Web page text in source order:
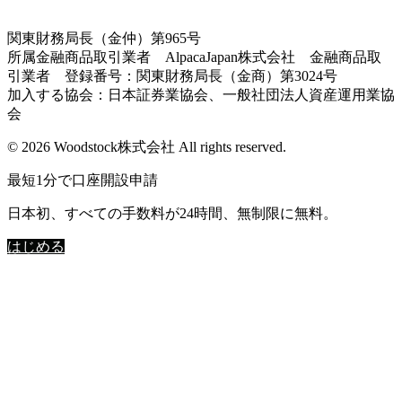
関東財務局長（金仲）第965号
所属金融商品取引業者 AlpacaJapan株式会社 金融商品取
引業者 登録番号：関東財務局長（金商）第3024号
加入する協会：日本証券業協会、一般社団法人資産運用業協
会
© 2026 Woodstock株式会社 All rights reserved.
最短1分で口座開設申請
日本初、すべての手数料が24時間、無制限に無料。
はじめる